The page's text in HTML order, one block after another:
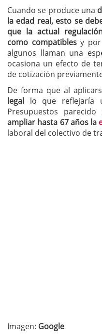
Cuando se produce una
la edad real, esto se
que la actual
como compatiblesy por
algunos llaman una
ocasiona un efecto de
de cotización
De forma que al
legal lo que reflejaría
Presupuestos
ampliar hasta 67 años la
laboral del colectivo de
Imagen: Google